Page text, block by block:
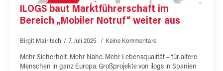
ILOGS baut Marktführerschaft im
Bereich „Mobiler Notruf“ weiter aus
Birgit Mairitsch 7. Juli 2025 Keine Kommentare
Mehr Sicherheit. Mehr Nähe. Mehr Lebensqualität – für ältere
Menschen in ganz Europa. Großprojekte von ilogs in Spanien